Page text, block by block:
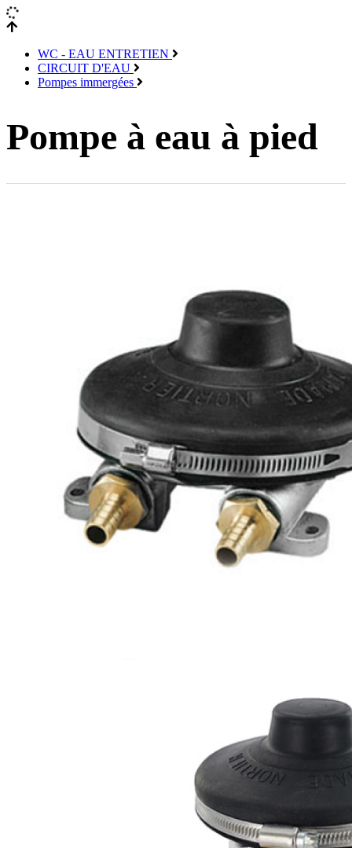
WC - EAU ENTRETIEN
CIRCUIT D'EAU
Pompes immergées
Pompe à eau à pied